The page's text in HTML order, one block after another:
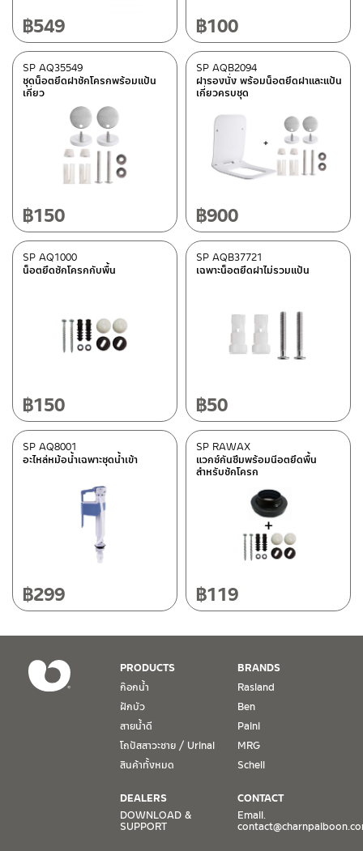
฿549 ฿100
ชุดน็อตยึดฝาชักโครกพร้อมแป้น
เกี่ยว
SP AQ35549
฿150
ฝารองนั่ง พร้อมน็อตยึดฝาและแป้น
เกี่ยวครบชุด
SP AQB2094
฿900
น็อตยึดชักโครกกับพื้น
SP AQ1000
฿150
เฉพาะน็อตยึดฝาไม่รวมแป้น
SP AQB37721
฿50
อะไหล่หม้อน้ำเฉพาะชุดน้ำเข้า
SP AQ8001
฿299
แวกซ์กันซึมพร้อมนีอตยึดพื้น
สำหรับชักโครก
SP RAWAX
฿119
PRODUCTS
ก๊อกน้ำ
ฝักบัว
สายน้ำดี
โถปัสสาวะชาย / Urinal
สินค้าทั้งหมด
BRANDS
Rasland
Ben
Paini
MRG
Schell
DEALERS
DOWNLOAD &
SUPPORT
CONTACT
Email.